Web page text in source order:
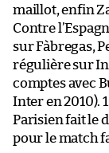
maillot, enfin
Contre
sur Fàbregas,
régulière sur
comptes avec
Inter en 2010).
Parisien fait le
pour le match